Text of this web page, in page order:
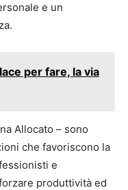
e un
per fare, la via
Allocato – sono
che favoriscono la
e
produttività ed